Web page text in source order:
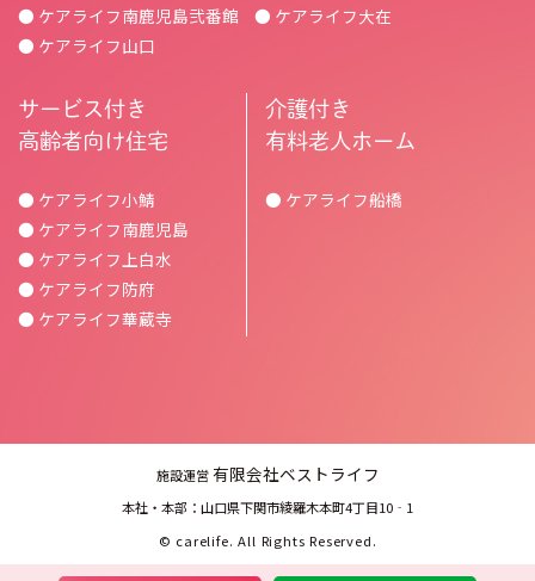
● ケアライフ南鹿児島弐番館
● ケアライフ山口
● ケアライフ大在
サービス付き
高齢者向け住宅
● ケアライフ小鯖
● ケアライフ南鹿児島
● ケアライフ上白水
● ケアライフ防府
● ケアライフ華蔵寺
介護付き
有料老人ホーム
● ケアライフ船橋
施設運営有限会社ベストライフ
本社・本部：山口県下関市綾羅木本町4丁目10‐1
© carelife. All Rights Reserved.